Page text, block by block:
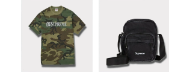
Cap オーバーダイド
キャンプキャップ ブ
ラック
ュバック 5パネルキャ
ップ トゥルーティン
バーHTC フォールカ